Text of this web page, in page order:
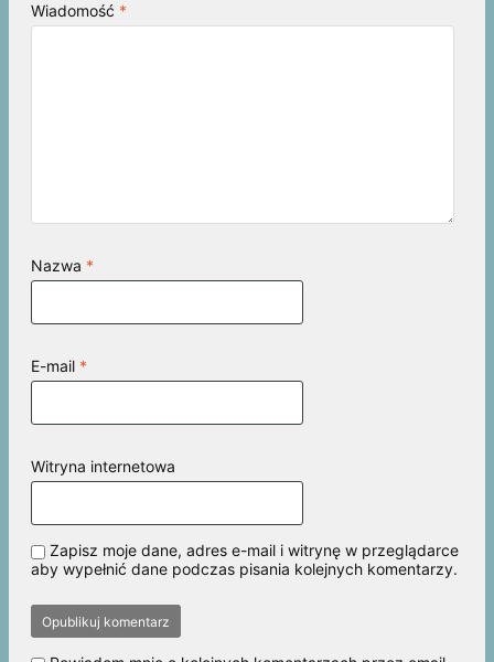
Wiadomość *
Nazwa *
E-mail *
Witryna internetowa
Zapisz moje dane, adres e-mail i witrynę w przeglądarce
aby wypełnić dane podczas pisania kolejnych komentarzy.